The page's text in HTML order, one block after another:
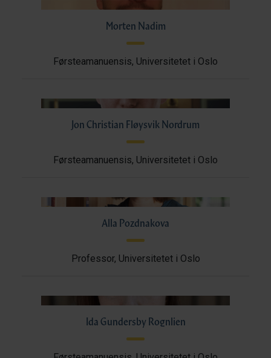
Morten Nadim
Førsteamanuensis, Universitetet i Oslo
Jon Christian Fløysvik Nordrum
Førsteamanuensis, Universitetet i Oslo
Alla Pozdnakova
Professor, Universitetet i Oslo
Ida Gundersby Rognlien